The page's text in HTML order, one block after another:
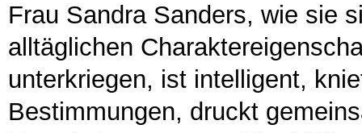
Frau Sandra Sanders, wie sie
alltäglichen
unterkriegen, ist intelligent,
Bestimmungen, druckt